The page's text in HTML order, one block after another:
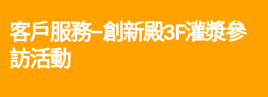
客戶服務–創新殿3F灌漿參
訪活動